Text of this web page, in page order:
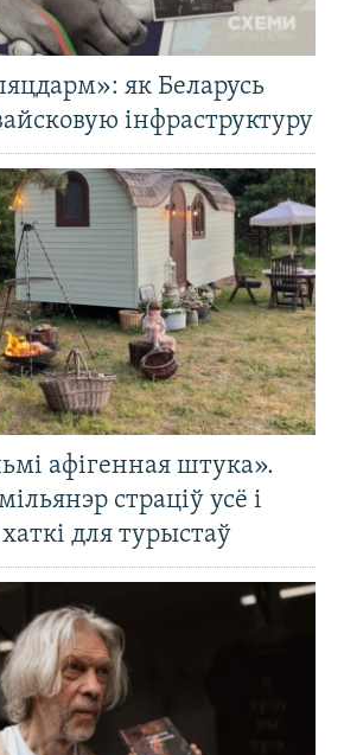
як Беларусь
інфраструктуру
афігенная штука».
страціў усё і
для турыстаў